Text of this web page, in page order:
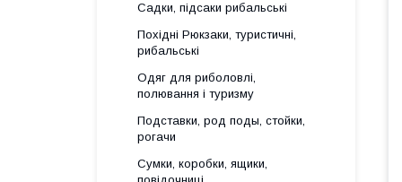
Садки, підсаки рибальські
Похідні Рюкзаки, туристичні,
рибальські
Одяг для риболовлі,
полювання і туризму
Подставки, род поды, стойки,
рогачи
Сумки, коробки, ящики,